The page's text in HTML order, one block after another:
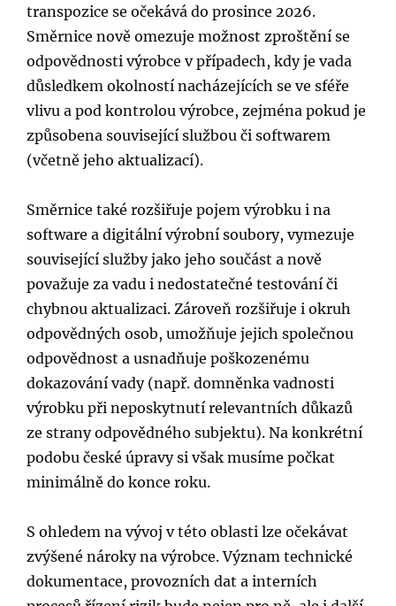
transpozice se očekává do prosince 2026.
Směrnice nově omezuje možnost zproštění se
odpovědnosti výrobce v případech, kdy je vada
důsledkem okolností nacházejících se ve sféře
vlivu a pod kontrolou výrobce, zejména pokud je
způsobena související službou či softwarem
(včetně jeho aktualizací).
Směrnice také rozšiřuje pojem výrobku i na
software a digitální výrobní soubory, vymezuje
související služby jako jeho součást a nově
považuje za vadu i nedostatečné testování či
chybnou aktualizaci. Zároveň rozšiřuje i okruh
odpovědných osob, umožňuje jejich společnou
odpovědnost a usnadňuje poškozenému
dokazování vady (např. domněnka vadnosti
výrobku při neposkytnutí relevantních důkazů
ze strany odpovědného subjektu). Na konkrétní
podobu české úpravy si však musíme počkat
minimálně do konce roku.
S ohledem na vývoj v této oblasti lze očekávat
zvýšené nároky na výrobce. Význam technické
dokumentace, provozních dat a interních